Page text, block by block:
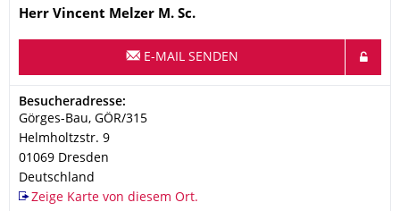
Name
Herr Vincent Melzer M. Sc.
E-MAIL SENDEN
Adresse
Besucheradresse:
Görges-Bau, GÖR/315
Helmholtzstr. 9
01069 Dresden
Deutschland
Zeige Karte von diesem Ort.